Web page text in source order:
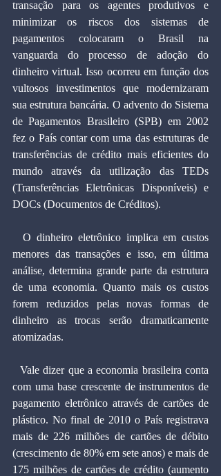
transação para os agentes produtivos e
minimizar os riscos dos sistemas de
pagamentos colocaram o Brasil na
vanguarda do processo de adoção do
dinheiro virtual. Isso ocorreu em função dos
vultosos investimentos que modernizaram
sua estrutura bancária. O advento do Sistema
de Pagamentos Brasileiro (SPB) em 2002
fez o País contar com uma das estruturas de
transferências de crédito mais eficientes do
mundo através da utilização das TEDs
(Transferências Eletrônicas Disponíveis) e
DOCs (Documentos de Créditos).
  O dinheiro eletrônico implica em custos
menores das transações e isso, em última
análise, determina grande parte da estrutura
de uma economia. Quanto mais os custos
forem reduzidos pelas novas formas de
dinheiro as trocas serão dramaticamente
atomizadas.
com uma base crescente de instrumentos de
pagamento eletrônico através de cartões de
plástico. No final de 2010 o País registrava
mais de 226 milhões de cartões de débito
(crescimento de 80% em sete anos) e mais de
175 milhões de cartões de crédito (aumento